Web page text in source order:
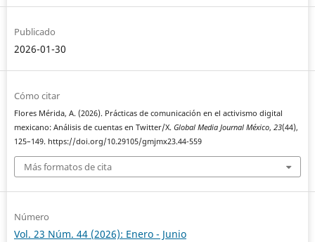
Publicado
2026-01-30
Cómo citar
Flores Mérida, A. (2026). Prácticas de comunicación en el activismo digital
mexicano: Análisis de cuentas en Twitter/X. Global Media Journal México, 23(44),
125–149. https://doi.org/10.29105/gmjmx23.44-559
Más formatos de cita
Número
Vol. 23 Núm. 44 (2026): Enero - Junio